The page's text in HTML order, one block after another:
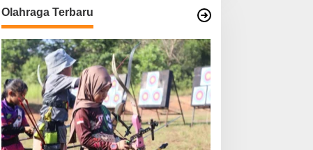
Olahraga Terbaru